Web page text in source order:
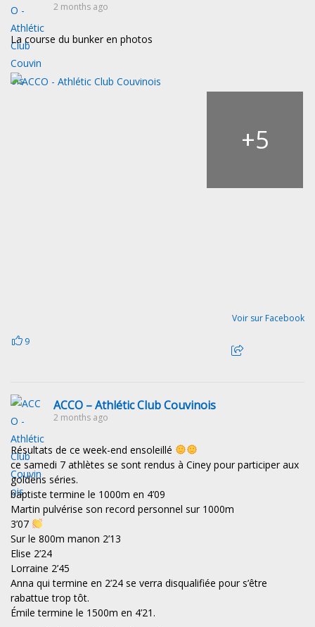
2 months ago
La course du bunker en photos
+5
9
Voir sur Facebook
ACCO – Athlétic Club Couvinois
2 months ago
Résultats de ce week-end ensoleillé
ce samedi 7 athlètes se sont rendus à Ciney pour participer aux
goldens séries.
baptiste termine le 1000m en 4’09
Martin pulvérise son record personnel sur 1000m
3’07
Sur le 800m manon 2’13
Elise 2’24
Lorraine 2’45
Anna qui termine en 2’24 se verra disqualifiée pour s’être
rabattue trop tôt.
Émile termine le 1500m en 4’21.